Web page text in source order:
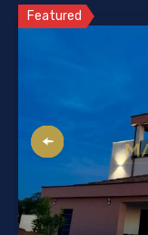
Featured